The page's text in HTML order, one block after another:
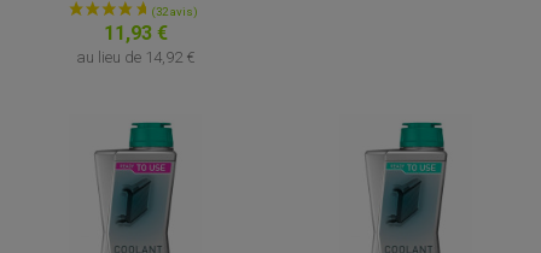
11,93 €
au lieu de 14,92 €